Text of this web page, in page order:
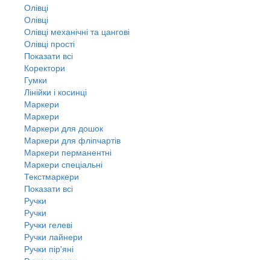
Олівці
Олівці
Олівці механічні та цангові
Олівці прості
Показати всі
Коректори
Гумки
Лінійки і косинці
Маркери
Маркери
Маркери для дошок
Маркери для фліпчартів
Маркери перманентні
Маркери спеціальні
Текстмаркери
Показати всі
Ручки
Ручки
Ручки гелеві
Ручки лайнери
Ручки пір'яні